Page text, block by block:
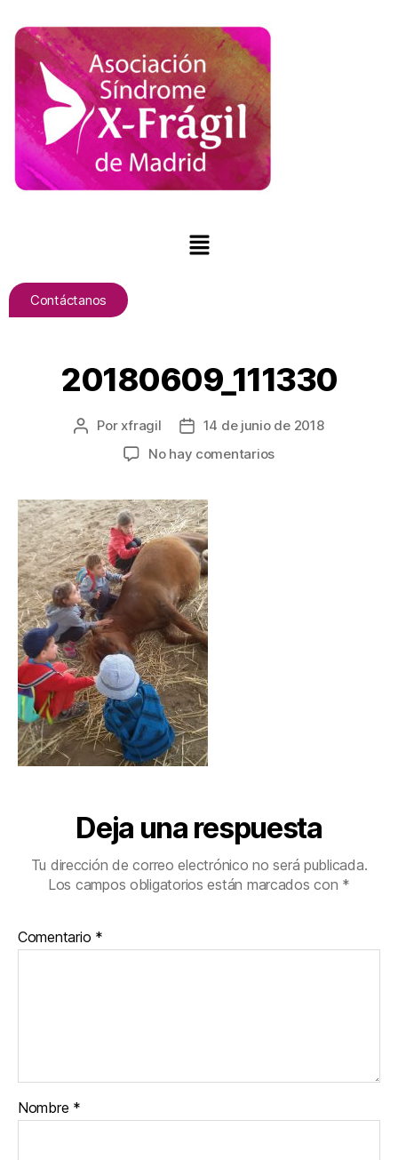
Contáctanos
20180609_111330
Porxfragil
14 de junio de 2018
No hay comentarios
Deja una respuesta
Tu dirección de correo electrónico no será publicada.
Los campos obligatorios están marcados con *
Comentario *
Nombre *